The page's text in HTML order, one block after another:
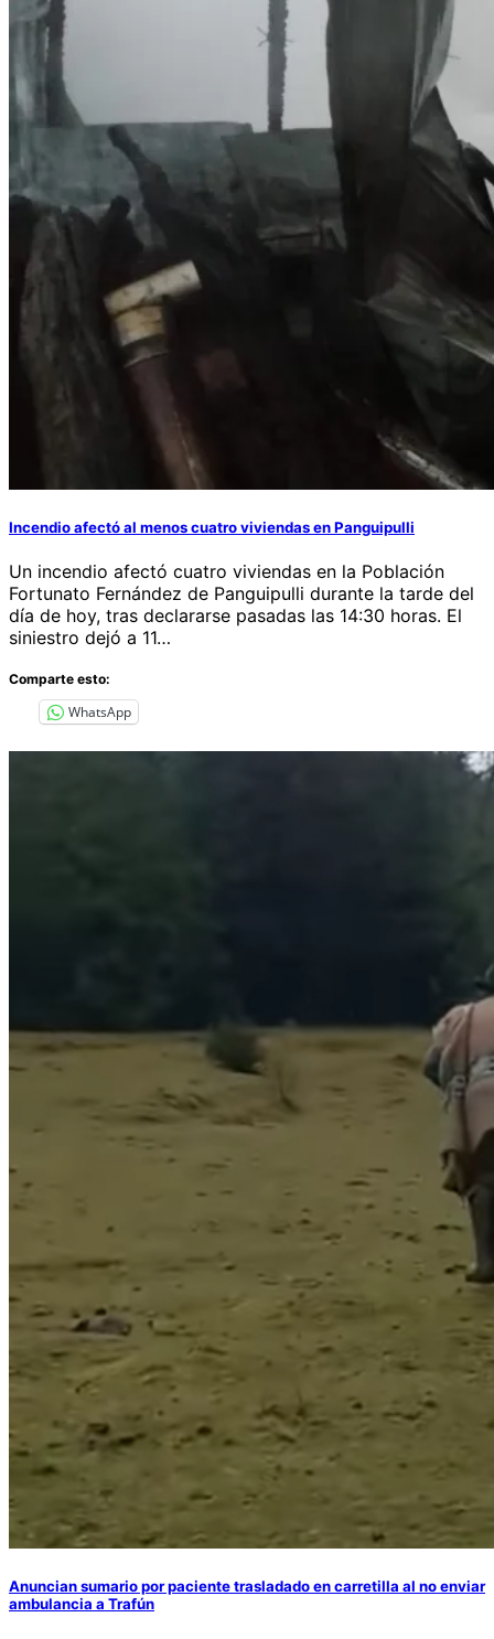
Incendio afectó al menos cuatro viviendas en Panguipulli
Un incendio afectó cuatro viviendas en la Población
Fortunato Fernández de Panguipulli durante la tarde del
día de hoy, tras declararse pasadas las 14:30 horas. El
siniestro dejó a 11…
Comparte esto:
WhatsApp
Anuncian sumario por paciente trasladado en carretilla al no enviar
ambulancia a Trafún